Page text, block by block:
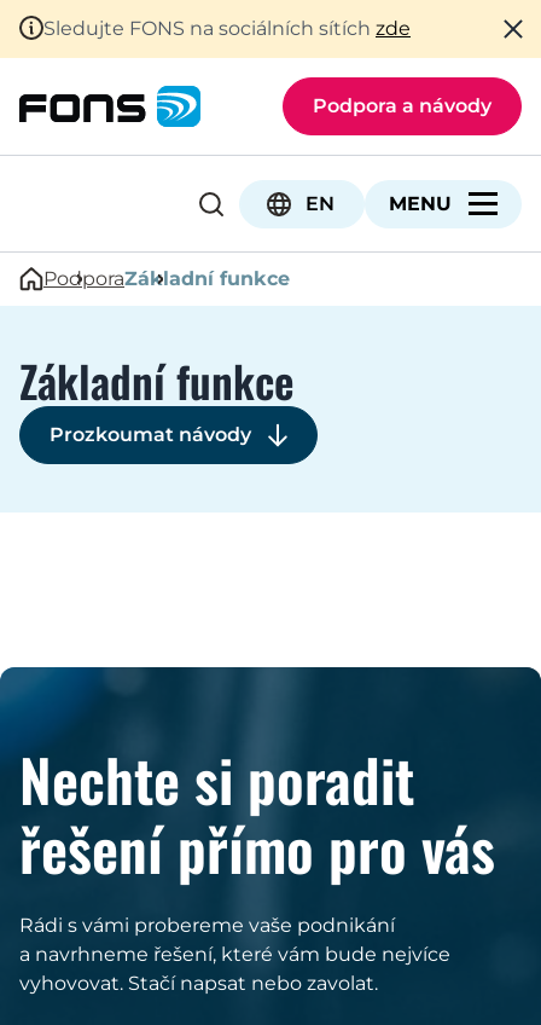
Sledujte FONS na sociálních sítích zde
Podpora a návody
EN
PodporaZákladní funkce
Základní funkce
Prozkoumat návody
Nechte si poradit
řešení přímo pro vás
Rádi s vámi probereme vaše podnikání
a navrhneme řešení, které vám bude nejvíce
vyhovovat. Stačí napsat nebo zavolat.